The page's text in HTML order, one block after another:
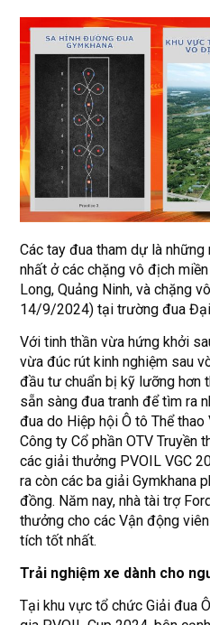
Các tay đua tham dự là
nhất ở các chặng vô địch
Long, Quảng Ninh, và chặng
14/9/2024) tại trường đua Đại
Với tinh thần vừa hứng khởi
vừa đúc rút kinh nghiệm sau
đầu tư chuẩn bị kỹ lưỡng hơn
sẵn sàng đua tranh để tìm ra
đua do Hiệp hội Ô tô Thể
Công ty Cổ phần OTV Truyền
các giải thưởng PVOIL VGC
ra còn các ba giải Gymkhana
đồng. Năm nay, nhà tài trợ
thưởng cho các Vận động
tích tốt nhất.
Trải nghiệm xe dành cho
Tại khu vực tổ chức Giải đua